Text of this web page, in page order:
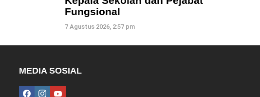
Fungsional
7 Agustus 2026, 2:57 pm
MEDIA SOSIAL
facebookinstagramyoutube